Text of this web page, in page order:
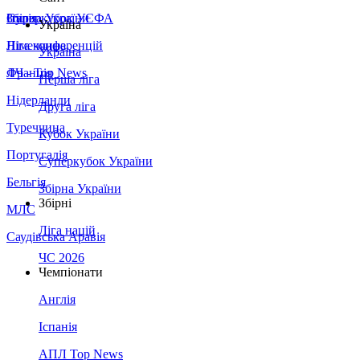
Збірна України
Італія
Німеччина
Франція
Нідерланди
Туреччина
Португалія
Бельгія
МЛС
Саудівська Аравія
Суперкубок УЄФА
Ліга конференцій
ЛЧ - Top News
Україна
Україна
Перша ліга
Друга ліга
Кубок України
Суперкубок України
Збірна України
Збірні
Ліга націй
ЧС 2026
Чемпіонати
Англія
Іспанія
АПЛ Top News